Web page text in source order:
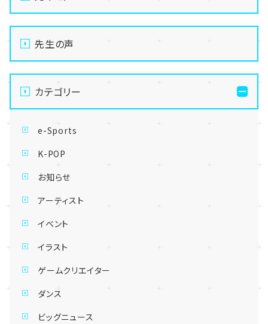
先生の声
カテゴリー
e-Sports
K-POP
お知らせ
アーティスト
イベント
イラスト
ゲームクリエイター
ダンス
ビッグニュース